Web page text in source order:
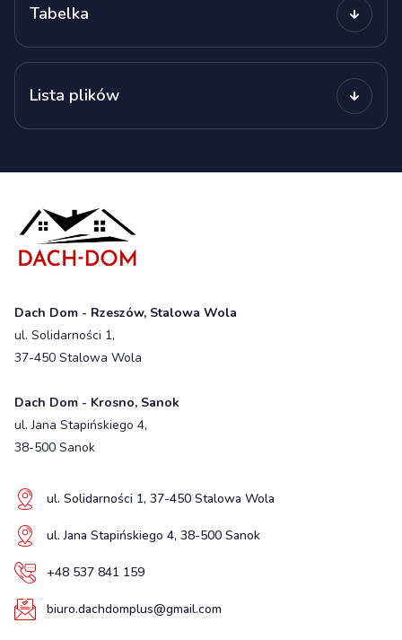
Tabelka
Lista plików
Dach Dom - Rzeszów, Stalowa Wola
ul. Solidarności 1,
37-450 Stalowa Wola
Dach Dom - Krosno, Sanok
ul. Jana Stapińskiego 4,
38-500 Sanok
ul. Solidarności 1, 37-450 Stalowa Wola
ul. Jana Stapińskiego 4, 38-500 Sanok
+48 537 841 159
biuro.dachdomplus@gmail.com